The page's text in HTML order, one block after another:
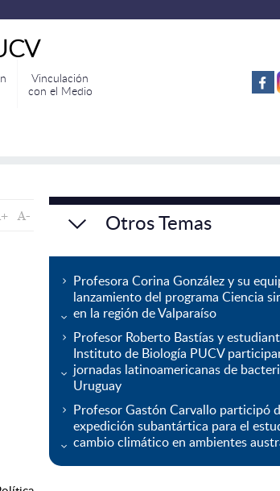
Vinculación
con el Medio
Otros Temas
Profesora Corina González y su
lanzamiento del programa Ciencia
en la región de Valparaíso
Profesor Roberto Bastías y
Instituto de Biología PUCV
jornadas latinoamericanas de
Uruguay
Profesor Gastón Carvallo participó
expedición subantártica para el
cambio climático en ambientes